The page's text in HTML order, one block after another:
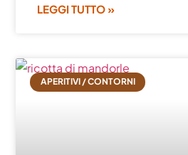
LEGGI TUTTO »
APERITIVI / CONTORNI